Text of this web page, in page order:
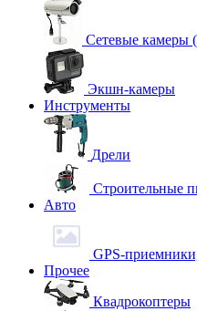
Сетевые камеры
Экшн-камеры
Инструменты
Дрели
Строительные
Авто
GPS-
Прочее
Квадрокоптеры